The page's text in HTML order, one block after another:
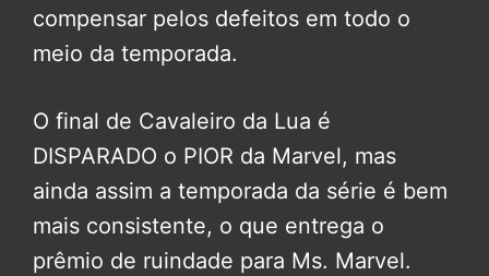
compensar pelos defeitos em todo o
meio da temporada.
O final de Cavaleiro da Lua é
DISPARADO o PIOR da Marvel, mas
ainda assim a temporada da série é bem
mais consistente, o que entrega o
prêmio de ruindade para Ms. Marvel.